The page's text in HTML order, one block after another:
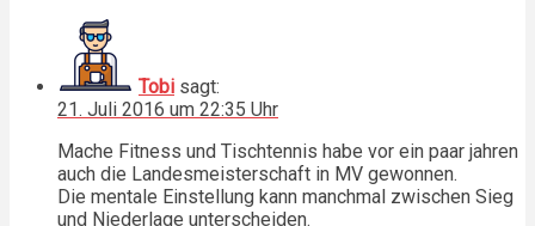
Tobi sagt:
21. Juli 2016 um 22:35 Uhr
Mache Fitness und Tischtennis habe vor ein paar jahren
auch die Landesmeisterschaft in MV gewonnen.
Die mentale Einstellung kann manchmal zwischen Sieg
und Niederlage unterscheiden.